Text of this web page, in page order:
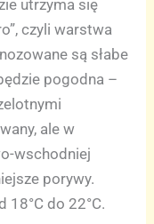
utrzyma się
czyli warstwa
są słabe
pogodna –
ale w
wschodniej
porywy.
do 22°C.